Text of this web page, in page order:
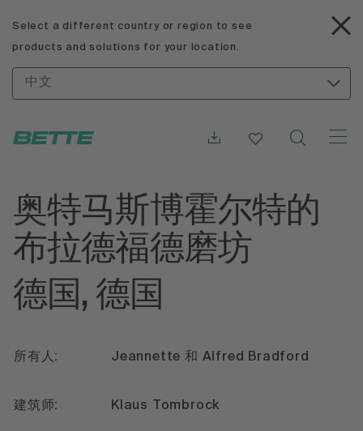
Select a different country or region to see
products and solutions for your location.
中文
奥特马斯博霍尔特的
布拉德福德磨坊
德国, 德国
所有人: Jeannette 和 Alfred Bradford
建筑师: Klaus Tombrock